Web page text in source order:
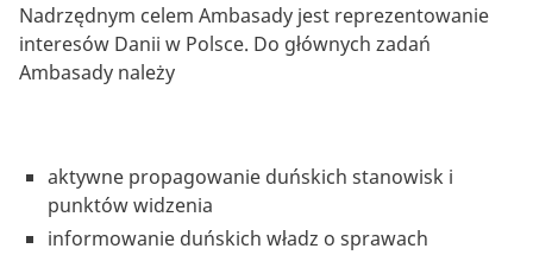
Nadrzędnym celem Ambasady jest reprezentowanie
interesów Danii w Polsce. Do głównych zadań
Ambasady należy
aktywne propagowanie duńskich stanowisk i
punktów widzenia
informowanie duńskich władz o sprawach